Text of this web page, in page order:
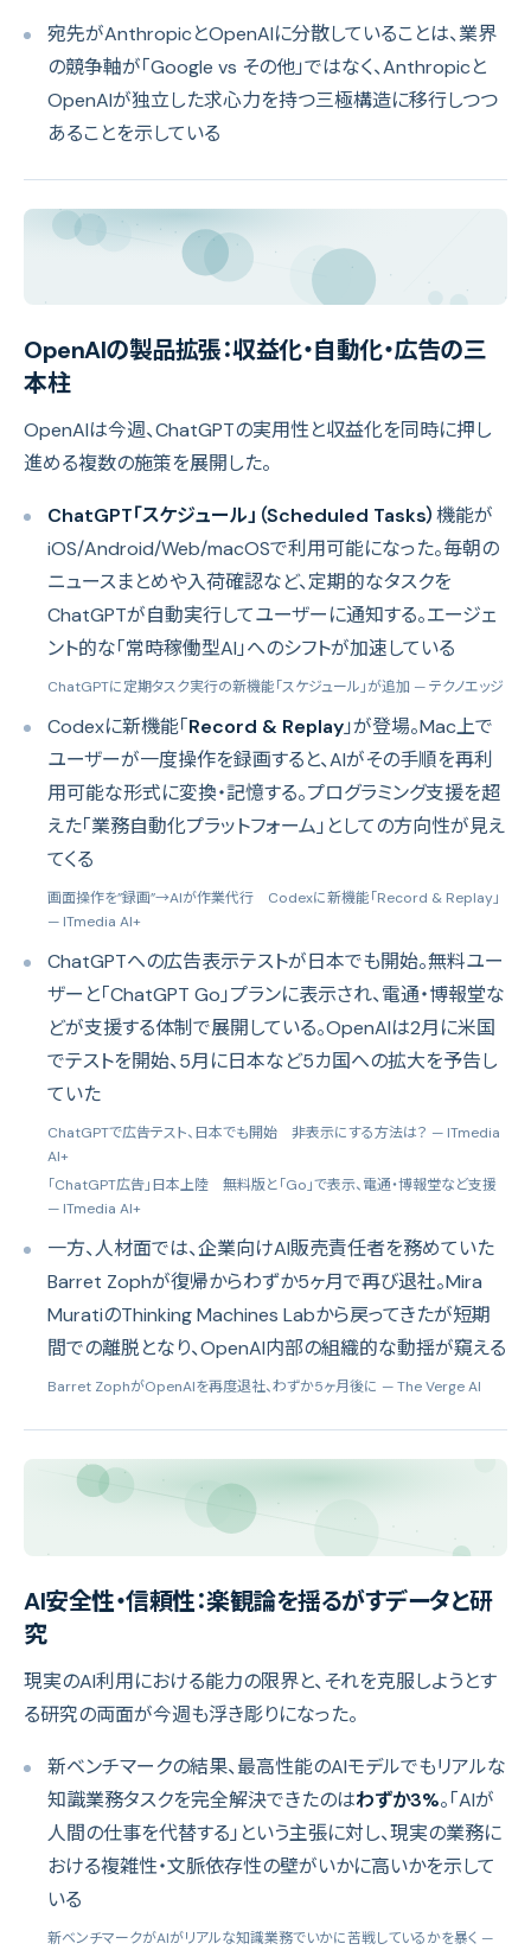
宛先がAnthropicとOpenAIに分散していることは、業界
の競争軸が「Google vs その他」ではなく、Anthropicと
OpenAIが独立した求心力を持つ三極構造に移行しつつ
あることを示している
OpenAIの製品拡張：収益化・自動化・広告の三
本柱
OpenAIは今週、ChatGPTの実用性と収益化を同時に押し
進める複数の施策を展開した。
ChatGPT「スケジュール」（Scheduled Tasks）機能が
iOS/Android/Web/macOSで利用可能になった。毎朝の
ニュースまとめや入荷確認など、定期的なタスクを
ChatGPTが自動実行してユーザーに通知する。エージェ
ント的な「常時稼働型AI」へのシフトが加速している
ChatGPTに定期タスク実行の新機能「スケジュール」が追加 — テクノエッジ
Codexに新機能「Record & Replay」が登場。Mac上で
ユーザーが一度操作を録画すると、AIがその手順を再利
用可能な形式に変換・記憶する。プログラミング支援を超
えた「業務自動化プラットフォーム」としての方向性が見え
てくる
画面操作を”録画”→AIが作業代行 Codexに新機能「Record & Replay」
— ITmedia AI+
ChatGPTへの広告表示テストが日本でも開始。無料ユー
ザーと「ChatGPT Go」プランに表示され、電通・博報堂な
どが支援する体制で展開している。OpenAIは2月に米国
でテストを開始、5月に日本など5カ国への拡大を予告し
ていた
ChatGPTで広告テスト、日本でも開始 非表示にする方法は？ — ITmedia
AI+
「ChatGPT広告」日本上陸 無料版と「Go」で表示、電通・博報堂など支援
— ITmedia AI+
一方、人材面では、企業向けAI販売責任者を務めていた
Barret Zophが復帰からわずか5ヶ月で再び退社。Mira
MuratiのThinking Machines Labから戻ってきたが短期
間での離脱となり、OpenAI内部の組織的な動揺が窺える
Barret ZophがOpenAIを再度退社、わずか5ヶ月後に — The Verge AI
AI安全性・信頼性：楽観論を揺るがすデータと研
究
現実のAI利用における能力の限界と、それを克服しようとす
る研究の両面が今週も浮き彫りになった。
新ベンチマークの結果、最高性能のAIモデルでもリアルな
知識業務タスクを完全解決できたのはわずか3%。「AIが
人間の仕事を代替する」という主張に対し、現実の業務に
おける複雑性・文脈依存性の壁がいかに高いかを示して
いる
新ベンチマークがAIがリアルな知識業務でいかに苦戦しているかを暴く —